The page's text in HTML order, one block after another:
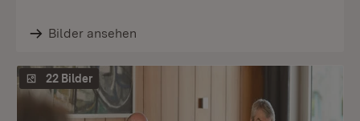
Bilder ansehen
22 Bilder